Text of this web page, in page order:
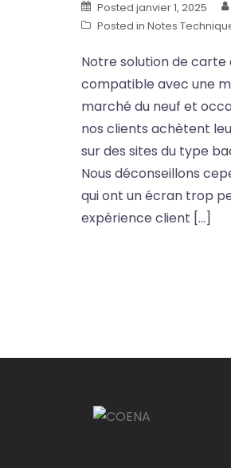
Posted janvier 1, 2025
Posted in Notes
Notre solution de carte
compatible avec une
marché du neuf et
nos clients achètent
sur des sites du type
Nous déconseillons
qui ont un écran trop
expérience client […]